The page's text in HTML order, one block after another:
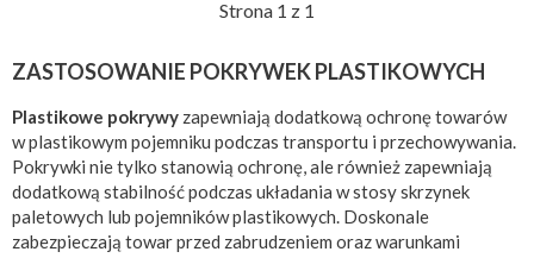
Strona 1 z 1
ZASTOSOWANIE POKRYWEK PLASTIKOWYCH
Plastikowe pokrywy zapewniają dodatkową ochronę towarów
w plastikowym pojemniku podczas transportu i przechowywania.
Pokrywki nie tylko stanowią ochronę, ale również zapewniają
dodatkową stabilność podczas układania w stosy skrzynek
paletowych lub pojemników plastikowych. Doskonale
zabezpieczają towar przed zabrudzeniem oraz warunkami